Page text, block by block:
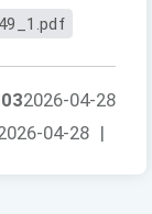
2026-04-28
04-28 |